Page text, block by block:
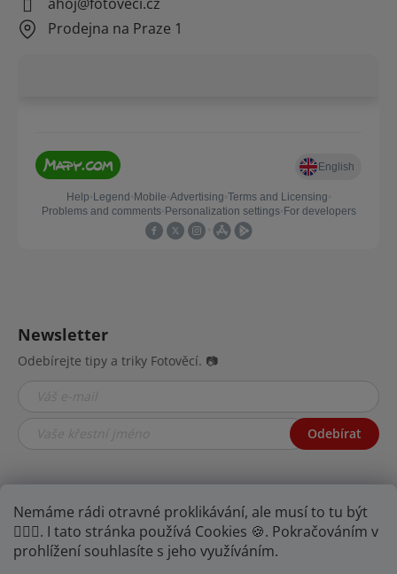
Nemáme rádi otravné proklikávání, ale musí to tu být
🤦🏾‍♂️. I tato stránka používá Cookies 🍪. Pokračováním v
prohlížení souhlasíte s jeho využíváním.
Prodejna na Praze 1
Newsletter
Odebírejte tipy a triky Fotověcí. 📷
Odebírat